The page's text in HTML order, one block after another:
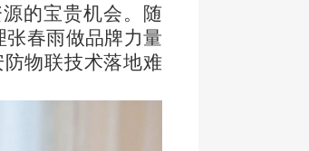
的宝贵机会。随
春雨做品牌力量
防物联技术落地难